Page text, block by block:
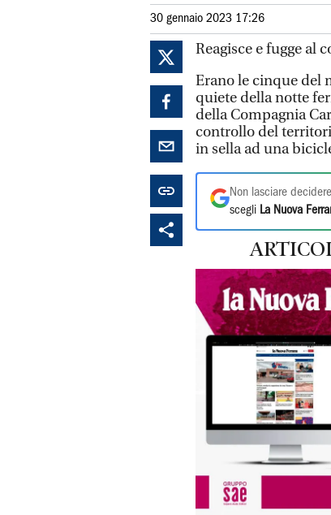
30 gennaio 2023 17:26
Reagisce e fugge al
Erano le cinque del
quiete della notte
della Compagnia
controllo del
in sella ad una
Non lasciare
scegli La Nuova